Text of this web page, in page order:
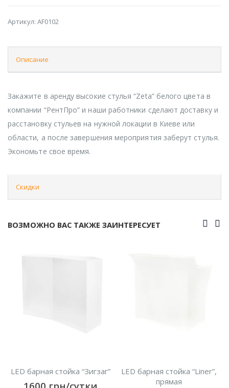
Артикул: AF0102
Описание
Закажите в аренду высокие стулья “Zeta” белого цвета в
компании “РентПро” и наши работники сделают доставку и
расстановку стульев на нужной локации в Киеве или
области, а после завершения мероприятия заберут стулья.
Экономьте свое время.
Скидки
ВОЗМОЖНО ВАС ТАКЖЕ ЗАИНТЕРЕСУЕТ
LED барная стойка “Зигзаг”
LED барная стойка “Liner”,
прямая